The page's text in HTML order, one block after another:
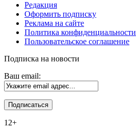
Редакция
Оформить подписку
Реклама на сайте
Политика конфиденциальности
Пользовательское соглашение
Подписка на новости
Ваш email:
12+